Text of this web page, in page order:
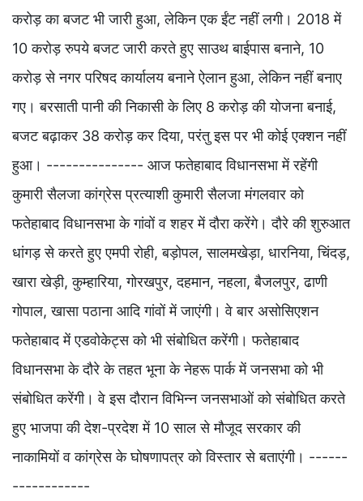
करोड़ का बजट भी जारी हुआ, लेकिन एक ईंट नहीं लगी। 2018 में
10 करोड़ रुपये बजट जारी करते हुए साउथ बाईपास बनाने, 10
करोड़ से नगर परिषद कार्यालय बनाने ऐलान हुआ, लेकिन नहीं बनाए
गए। बरसाती पानी की निकासी के लिए 8 करोड़ की योजना बनाई,
बजट बढ़ाकर 38 करोड़ कर दिया, परंतु इस पर भी कोई एक्शन नहीं
हुआ। --------------- आज फतेहाबाद विधानसभा में रहेंगी
कुमारी सैलजा कांग्रेस प्रत्याशी कुमारी सैलजा मंगलवार को
फतेहाबाद विधानसभा के गांवों व शहर में दौरा करेंगे। दौरे की शुरुआत
धांगड़ से करते हुए एमपी रोही, बड़ोपल, सालमखेड़ा, धारनिया, चिंदड़,
खारा खेड़ी, कुम्हारिया, गोरखपुर, दहमान, नहला, बैजलपुर, ढाणी
गोपाल, खासा पठाना आदि गांवों में जाएंगी। वे बार असोसिएशन
फतेहाबाद में एडवोकेट्स को भी संबोधित करेंगी। फतेहाबाद
विधानसभा के दौरे के तहत भूना के नेहरू पार्क में जनसभा को भी
संबोधित करेंगी। वे इस दौरान विभिन्न जनसभाओं को संबोधित करते
हुए भाजपा की देश-प्रदेश में 10 साल से मौजूद सरकार की
नाकामियों व कांग्रेस के घोषणापत्र को विस्तार से बताएंगी। ------
------------